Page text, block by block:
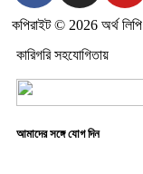
কপিরাইট © 2026 অর্থ লিপি
কারিগরি সহযোগিতায়
আমাদের সঙ্গে যোগ দিন